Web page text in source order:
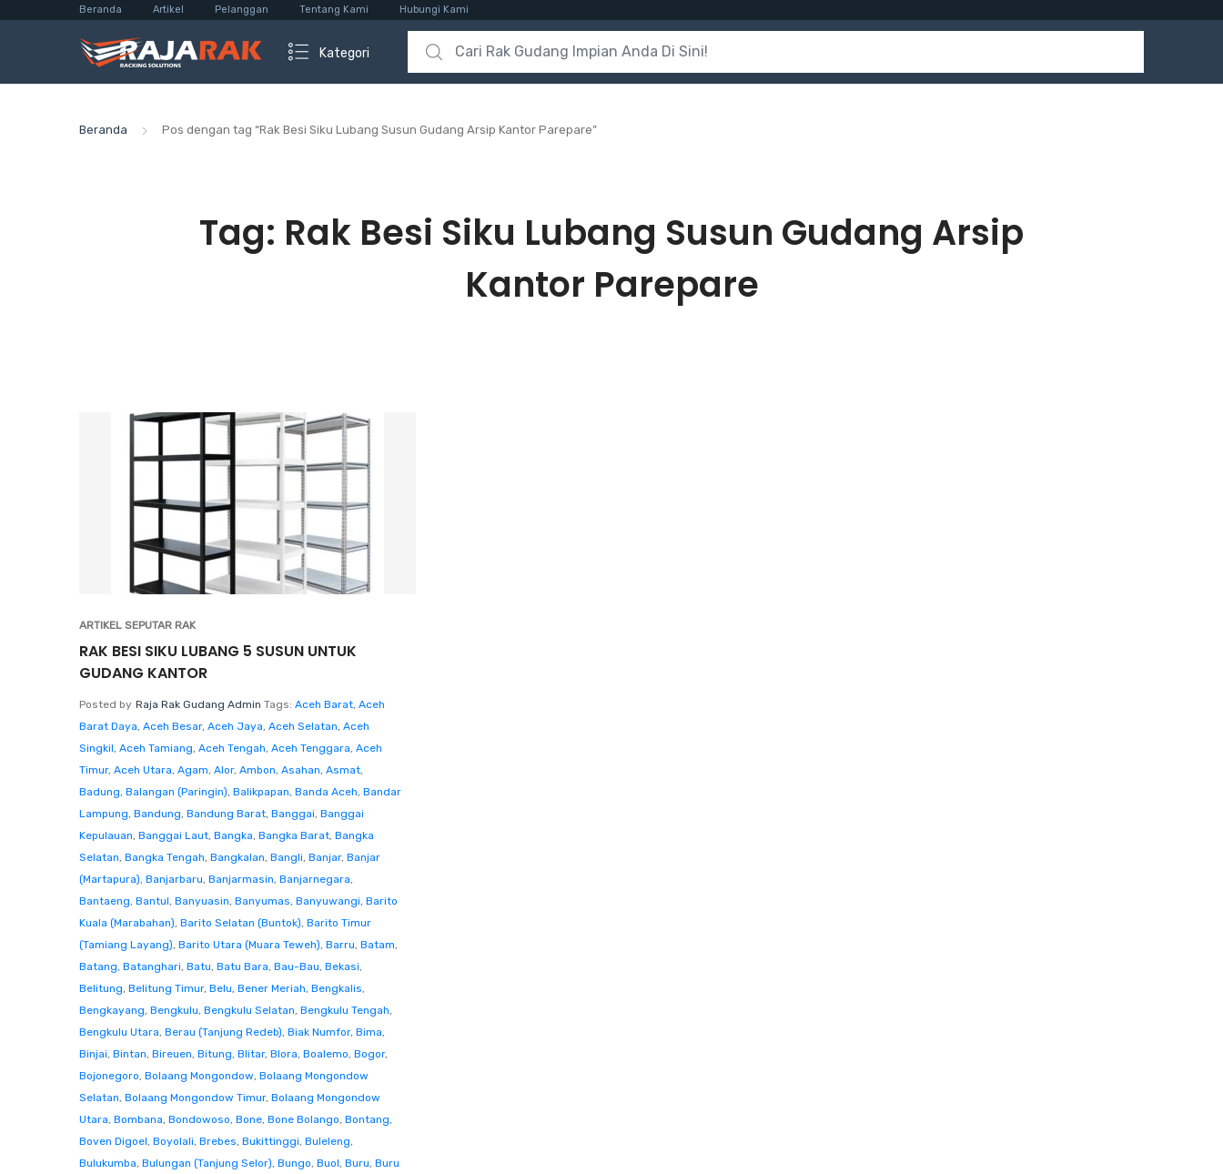
Beranda Artikel Pelanggan Tentang Kami Hubungi Kami
Kategori
Search for:
Beranda Pos dengan tag “Rak Besi Siku Lubang Susun Gudang Arsip Kantor Parepare”
Tag: Rak Besi Siku Lubang Susun Gudang Arsip
Kantor Parepare
ARTIKEL SEPUTAR RAK
RAK BESI SIKU LUBANG 5 SUSUN UNTUK
GUDANG KANTOR
Posted by Raja Rak Gudang Admin Tags: Aceh Barat, Aceh
Barat Daya, Aceh Besar, Aceh Jaya, Aceh Selatan, Aceh
Singkil, Aceh Tamiang, Aceh Tengah, Aceh Tenggara, Aceh
Timur, Aceh Utara, Agam, Alor, Ambon, Asahan, Asmat,
Badung, Balangan (Paringin), Balikpapan, Banda Aceh, Bandar
Lampung, Bandung, Bandung Barat, Banggai, Banggai
Kepulauan, Banggai Laut, Bangka, Bangka Barat, Bangka
Selatan, Bangka Tengah, Bangkalan, Bangli, Banjar, Banjar
(Martapura), Banjarbaru, Banjarmasin, Banjarnegara,
Bantaeng, Bantul, Banyuasin, Banyumas, Banyuwangi, Barito
Kuala (Marabahan), Barito Selatan (Buntok), Barito Timur
(Tamiang Layang), Barito Utara (Muara Teweh), Barru, Batam,
Batang, Batanghari, Batu, Batu Bara, Bau-Bau, Bekasi,
Belitung, Belitung Timur, Belu, Bener Meriah, Bengkalis,
Bengkayang, Bengkulu, Bengkulu Selatan, Bengkulu Tengah,
Bengkulu Utara, Berau (Tanjung Redeb), Biak Numfor, Bima,
Binjai, Bintan, Bireuen, Bitung, Blitar, Blora, Boalemo, Bogor,
Bojonegoro, Bolaang Mongondow, Bolaang Mongondow
Selatan, Bolaang Mongondow Timur, Bolaang Mongondow
Utara, Bombana, Bondowoso, Bone, Bone Bolango, Bontang,
Boven Digoel, Boyolali, Brebes, Bukittinggi, Buleleng,
Bulukumba, Bulungan (Tanjung Selor), Bungo, Buol, Buru, Buru